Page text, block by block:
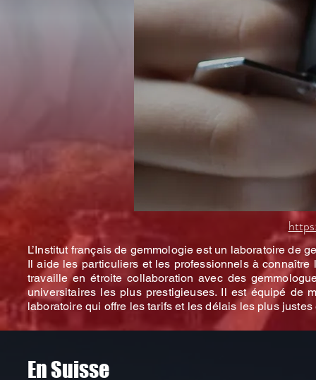
L’Institut français de gemmologie est un laboratoire de
Il aide les particuliers et les professionnels à
travaille en étroite collaboration avec des
universitaires les plus prestigieuses. Il est équipé de
laboratoire qui offre les tarifs et les délais les plus justes
En Suisse